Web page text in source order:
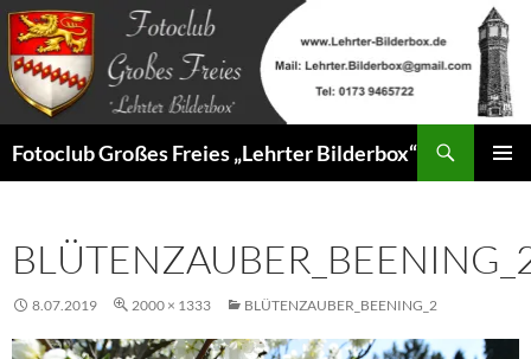
Zum
Inhalt
springen
Fotoclub Großes Freies „Lehrter Bilderbox“
8.07.2019 2000 × 1333 BLÜTENZAUBER_BEENING_2